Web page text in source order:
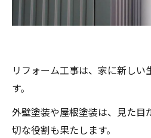
リフォーム工事は、家に新しい
す。
外壁塗装や屋根塗装は、見た目
切な役割も果たします。